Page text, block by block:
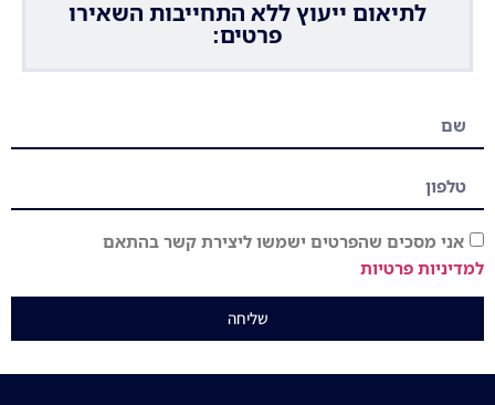
לתיאום ייעוץ ללא התחייבות השאירו
פרטים:
אני מסכים שהפרטים ישמשו ליצירת קשר בהתאם
למדיניות פרטיות
שליחה